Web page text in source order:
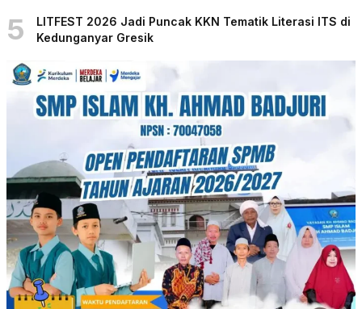
5
LITFEST 2026 Jadi Puncak KKN Tematik Literasi ITS di
Kedunganyar Gresik